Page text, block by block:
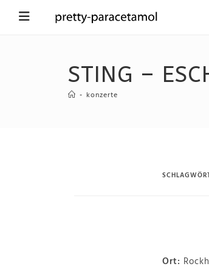
STING –
- konzerte
Ort: